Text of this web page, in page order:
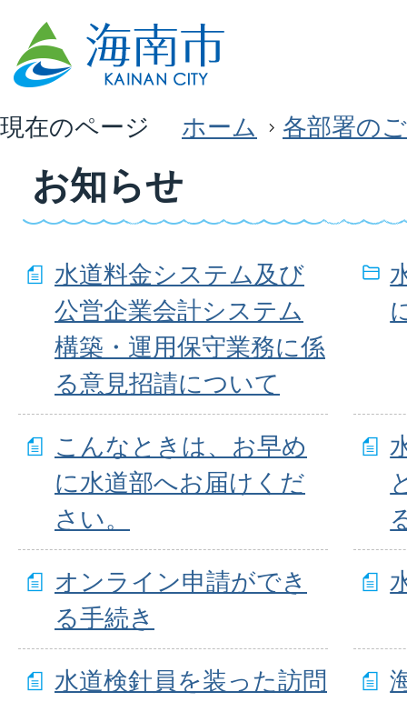
現在のページ ホーム 各部署の
お知らせ
水道料金システム及び
公営企業会計システム
構築・運用保守業務に係
る意見招請について
こんなときは、お早め
に水道部へお届けくだ
さい。
オンライン申請ができ
る手続き
水道検針員を装った訪問